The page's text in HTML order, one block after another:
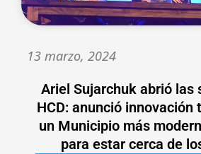
13 marzo, 2024
Ariel Sujarchuk abrió las
HCD: anunció innovación
un Municipio más
para estar cerca de